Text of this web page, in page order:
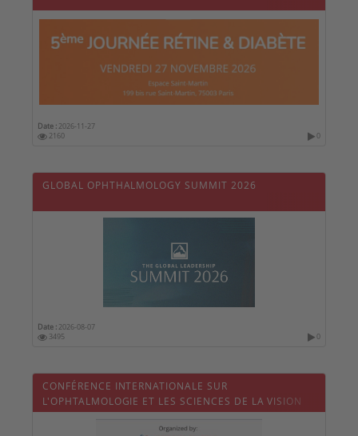
Date : 2026-11-27
2160
0
GLOBAL OPHTHALMOLOGY SUMMIT 2026
Date : 2026-08-07
3495
0
CONFÉRENCE INTERNATIONALE SUR
L'OPHTALMOLOGIE ET LES SCIENCES DE LA VISION
2026